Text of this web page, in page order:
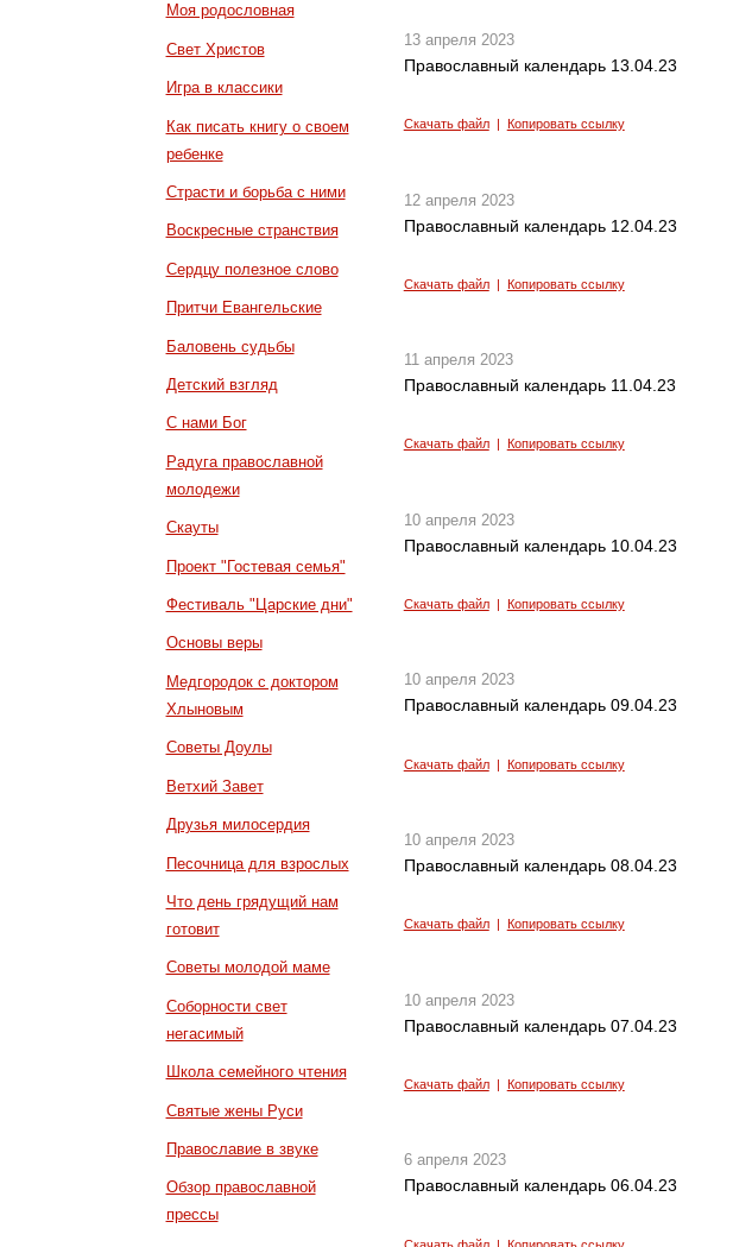
Моя родословная
Свет Христов
Игра в классики
Как писать книгу о своем
ребенке
Страсти и борьба с ними
Воскресные странствия
Сердцу полезное слово
Притчи Евангельские
Баловень судьбы
Детский взгляд
С нами Бог
Радуга православной
молодежи
Скауты
Проект "Гостевая семья"
Фестиваль "Царские дни"
Основы веры
Медгородок с доктором
Хлыновым
Советы Доулы
Ветхий Завет
Друзья милосердия
Песочница для взрослых
Что день грядущий нам
готовит
Советы молодой маме
Соборности свет
негасимый
Школа семейного чтения
Святые жены Руси
Православие в звуке
Обзор православной
прессы
13 апреля 2023
Православный календарь 13.04.23
Скачать файл| Копировать ссылку
12 апреля 2023
Православный календарь 12.04.23
Скачать файл| Копировать ссылку
11 апреля 2023
Православный календарь 11.04.23
Скачать файл| Копировать ссылку
10 апреля 2023
Православный календарь 10.04.23
Скачать файл| Копировать ссылку
10 апреля 2023
Православный календарь 09.04.23
Скачать файл| Копировать ссылку
10 апреля 2023
Православный календарь 08.04.23
Скачать файл| Копировать ссылку
10 апреля 2023
Православный календарь 07.04.23
Скачать файл| Копировать ссылку
6 апреля 2023
Православный календарь 06.04.23
Скачать файл| Копировать ссылку